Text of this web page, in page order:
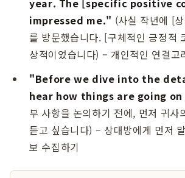
year. The [specific positive
impressed me." (사실 작년에 [
를 방문했습니다. [구체적인 긍정적
상적이었습니다) – 개인적인 연결고
"Before we dive into the
hear how things are going
부 사항을 논의하기 전에, 먼저 귀사
듣고 싶습니다) – 상대방에게 먼저
보 수집하기